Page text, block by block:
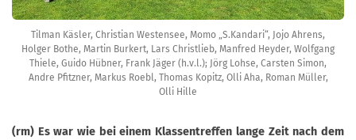
Tilman Käsler, Christian Westensee, Momo „S.Kandari“, Jojo Ahrens,
Holger Bothe, Martin Burkert, Lars Christlieb, Manfred Heyder, Wolfgang
Thiele, Guido Hübner, Frank Jäger (h.v.l.); Jörg Lohse, Carsten Simon,
Andre Pfitzner, Markus Roebl, Thomas Kopitz, Olli Aha, Roman Müller,
Olli Hille
(rm) Es war wie bei einem Klassentreffen lange Zeit nach dem